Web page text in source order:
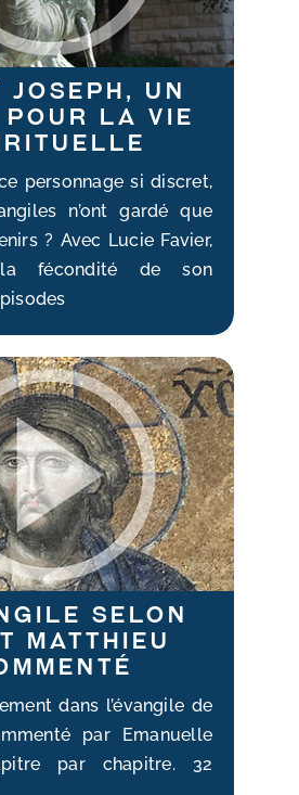
Joseph, un
pour la vie
personnage si discret,
n’ont gardé que
? Avec Lucie Favier,
la fécondité de son
selon
Matthieu
dans l’évangile de
par Emanuelle
par chapitre. 32